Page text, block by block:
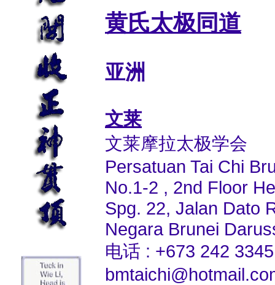
黄氏太极同道
亚洲
文莱
文莱摩拉太极学会
Persatuan Tai Chi
No.1-2 , 2nd Floor
Spg. 22, Jalan Dato
Negara Brunei
电话 : +673 242 3345